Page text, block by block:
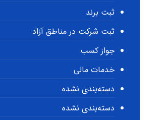
ثبت برند
ثبت شرکت در مناطق آزاد
جواز کسب
خدمات مالی
دسته‌بندی نشده
دسته‌بندی نشده